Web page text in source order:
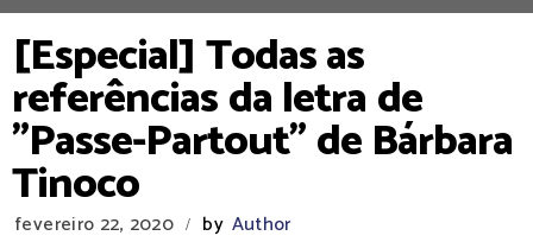
[Especial] Todas as
referências da letra de
"Passe-Partout" de Bárbara
Tinoco
fevereiro 22, 2020 / by Author